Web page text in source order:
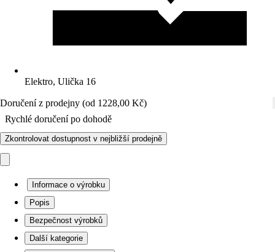
Elektro, Ulička 16
Doručení z prodejny (od 1228,00 Kč)
Rychlé doručení po dohodě
Zkontrolovat dostupnost v nejbližší prodejně
Informace o výrobku
Popis
Bezpečnost výrobků
Další kategorie